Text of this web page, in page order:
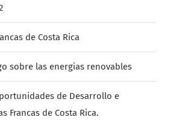
de Costa Rica
sobre las energias renovables
de Desarrollo e